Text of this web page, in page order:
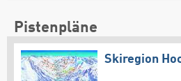
Pistenpläne
Skiregion